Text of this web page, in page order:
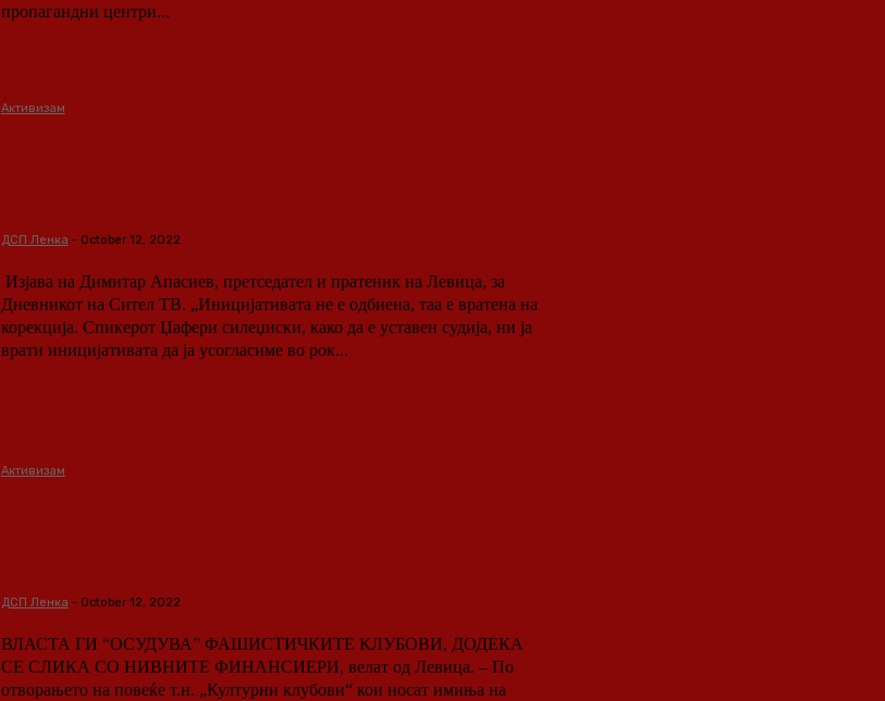
пропагандни центри...
Активизам
ДСП Ленка - October 12, 2022
Изјава на Димитар Апасиев, претседател и пратеник на Левица, за
Дневникот на Сител ТВ. „Иницијативата не е одбиена, таа е вратена на
корекција. Спикерот Џафери силеџиски, како да е уставен судија, ни ја
врати иницијативата да ја усогласиме во рок...
Активизам
ДСП Ленка - October 12, 2022
ВЛАСТА ГИ “ОСУДУВА” ФАШИСТИЧКИТЕ КЛУБОВИ, ДОДЕКА
СЕ СЛИКА СО НИВНИТЕ ФИНАНСИЕРИ, велат од Левица. – По
отворањето на повеќе т.н. „Културни клубови“ кои носат имиња на